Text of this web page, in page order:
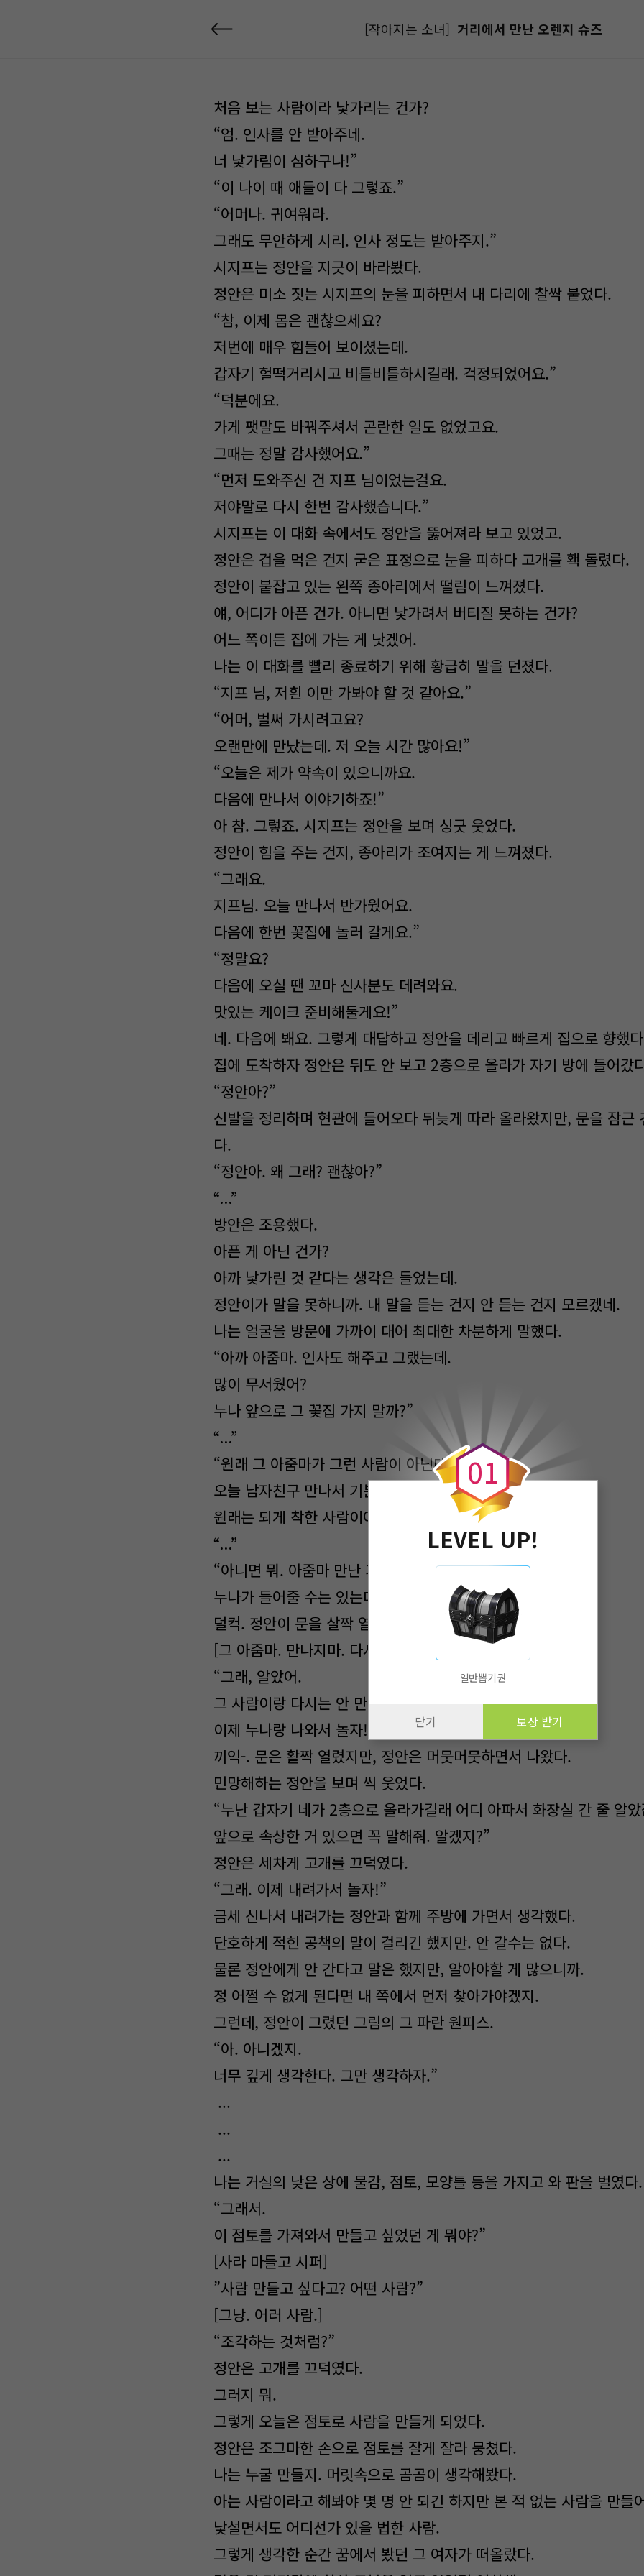
[작아지는 소녀] 거리에서 만난 오렌지 슈즈
처음 보는 사람이라 낯가리는 건가?
“엄. 인사를 안 받아주네.
너 낯가림이 심하구나!”
“이 나이 때 애들이 다 그렇죠.”
“어머나. 귀여워라.
그래도 무안하게 시리. 인사 정도는 받아주지.”
시지프는 정안을 지긋이 바라봤다.
정안은 미소 짓는 시지프의 눈을 피하면서 내 다리에 찰싹 붙었다.
“참, 이제 몸은 괜찮으세요?
저번에 매우 힘들어 보이셨는데.
갑자기 헐떡거리시고 비틀비틀하시길래. 걱정되었어요.”
“덕분에요.
가게 팻말도 바꿔주셔서 곤란한 일도 없었고요.
그때는 정말 감사했어요.”
“먼저 도와주신 건 지프 님이었는걸요.
저야말로 다시 한번 감사했습니다.”
시지프는 이 대화 속에서도 정안을 뚫어져라 보고 있었고.
정안은 겁을 먹은 건지 굳은 표정으로 눈을 피하다 고개를 홱 돌렸다.
정안이 붙잡고 있는 왼쪽 종아리에서 떨림이 느껴졌다.
얘, 어디가 아픈 건가. 아니면 낯가려서 버티질 못하는 건가?
어느 쪽이든 집에 가는 게 낫겠어.
나는 이 대화를 빨리 종료하기 위해 황급히 말을 던졌다.
“지프 님, 저흰 이만 가봐야 할 것 같아요.”
“어머, 벌써 가시려고요?
오랜만에 만났는데. 저 오늘 시간 많아요!”
“오늘은 제가 약속이 있으니까요.
다음에 만나서 이야기하죠!”
아 참. 그렇죠. 시지프는 정안을 보며 싱긋 웃었다.
정안이 힘을 주는 건지, 종아리가 조여지는 게 느껴졌다.
“그래요.
지프님. 오늘 만나서 반가웠어요.
다음에 한번 꽃집에 놀러 갈게요.”
“정말요?
다음에 오실 땐 꼬마 신사분도 데려와요.
맛있는 케이크 준비해둘게요!”
네. 다음에 봬요. 그렇게 대답하고 정안을 데리고 빠르게 집으로 향했
집에 도착하자 정안은 뒤도 안 보고 2층으로 올라가 자기 방에 들어갔
“정안아?”
신발을 정리하며 현관에 들어오다 뒤늦게 따라 올라왔지만, 문을 잠근
다.
“정안아. 왜 그래? 괜찮아?”
“...”
방안은 조용했다.
아픈 게 아닌 건가?
아까 낯가린 것 같다는 생각은 들었는데.
정안이가 말을 못하니까. 내 말을 듣는 건지 안 듣는 건지 모르겠네.
나는 얼굴을 방문에 가까이 대어 최대한 차분하게 말했다.
“아까 아줌마. 인사도 해주고 그랬는데.
많이 무서웠어?
누나 앞으로 그 꽃집 가지 말까?”
“...”
“원래 그 아줌마가 그런 사람이 아닌데.
오늘 남자친구 만나서 기분 좋으신 걸 거야.
원래는 되게 착한 사람이야!”
“...”
“아니면 뭐. 아줌마 만난 거 말고 다른 이유라도 있을까?
누나가 들어줄 수는 있는데.”
덜컥. 정안이 문을 살짝 열어 공책에서 종이 한 장 뜯어 주었다.
[그 아줌마. 만나지마. 다시는.]
“그래, 알았어.
그 사람이랑 다시는 안 만날게.
이제 누나랑 나와서 놀자!”
끼익-. 문은 활짝 열렸지만, 정안은 머뭇머뭇하면서 나왔다.
민망해하는 정안을 보며 씩 웃었다.
“누난 갑자기 네가 2층으로 올라가길래 어디 아파서 화장실 간 줄 알
앞으로 속상한 거 있으면 꼭 말해줘. 알겠지?”
정안은 세차게 고개를 끄덕였다.
“그래. 이제 내려가서 놀자!”
금세 신나서 내려가는 정안과 함께 주방에 가면서 생각했다.
단호하게 적힌 공책의 말이 걸리긴 했지만. 안 갈수는 없다.
물론 정안에게 안 간다고 말은 했지만, 알아야할 게 많으니까.
정 어쩔 수 없게 된다면 내 쪽에서 먼저 찾아가야겠지.
그런데, 정안이 그렸던 그림의 그 파란 원피스.
“아. 아니겠지.
너무 깊게 생각한다. 그만 생각하자.”
...
...
...
나는 거실의 낮은 상에 물감, 점토, 모양틀 등을 가지고 와 판을 벌였다.
“그래서.
이 점토를 가져와서 만들고 싶었던 게 뭐야?”
[사라 마들고 시퍼]
”사람 만들고 싶다고? 어떤 사람?”
[그낭. 어러 사람.]
“조각하는 것처럼?”
정안은 고개를 끄덕였다.
그러지 뭐.
그렇게 오늘은 점토로 사람을 만들게 되었다.
정안은 조그마한 손으로 점토를 잘게 잘라 뭉쳤다.
나는 누굴 만들지. 머릿속으로 곰곰이 생각해봤다.
아는 사람이라고 해봐야 몇 명 안 되긴 하지만 본 적 없는 사람을 만들
낯설면서도 어디선가 있을 법한 사람.
그렇게 생각한 순간 꿈에서 봤던 그 여자가 떠올랐다.
0
0
1
LEVEL UP!
일반뽑기권
닫기 보상 받기